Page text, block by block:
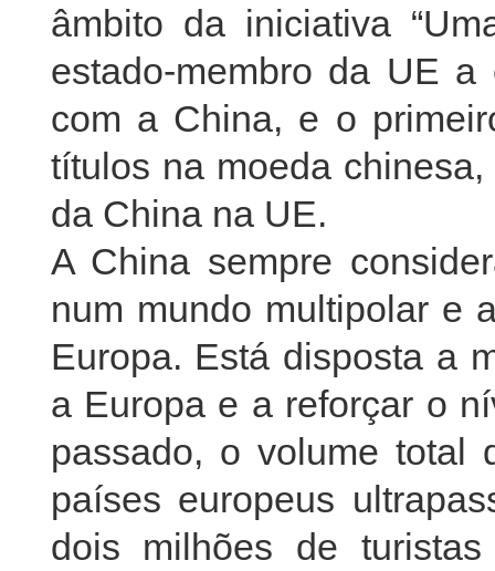
âmbito da iniciativa
estado-membro da UE a
com a China, e o
títulos na moeda
da China na UE.
A China sempre
num mundo multipolar e
Europa. Está disposta a
a Europa e a reforçar o
passado, o volume total
países europeus
dois milhões de